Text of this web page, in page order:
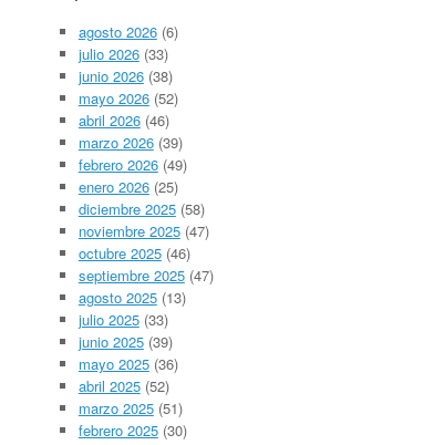
agosto 2026(6)
julio 2026(33)
junio 2026(38)
mayo 2026(52)
abril 2026(46)
marzo 2026(39)
febrero 2026(49)
enero 2026(25)
diciembre 2025(58)
noviembre 2025(47)
octubre 2025(46)
septiembre 2025(47)
agosto 2025(13)
julio 2025(33)
junio 2025(39)
mayo 2025(36)
abril 2025(52)
marzo 2025(51)
febrero 2025(30)